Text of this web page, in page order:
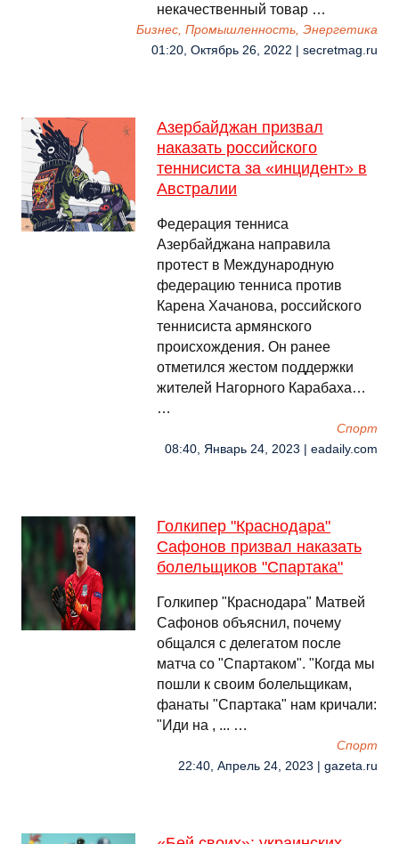
некачественный товар …
Бизнес, Промышленность, Энергетика
01:20, Октябрь 26, 2022 | secretmag.ru
Азербайджан призвал
наказать российского
теннисиста за «инцидент» в
Австралии
Федерация тенниса
Азербайджана направила
протест в Международную
федерацию тенниса против
Карена Хачанова, российского
теннисиста армянского
происхождения. Он ранее
отметился жестом поддержки
жителей Нагорного Карабаха…
…
Спорт
08:40, Январь 24, 2023 | eadaily.com
Голкипер "Краснодара"
Сафонов призвал наказать
болельщиков "Спартака"
Голкипер "Краснодара" Матвей
Сафонов объяснил, почему
общался с делегатом после
матча со "Спартаком". "Когда мы
пошли к своим болельщикам,
фанаты "Спартака" нам кричали:
"Иди на , ... …
Спорт
22:40, Апрель 24, 2023 | gazeta.ru